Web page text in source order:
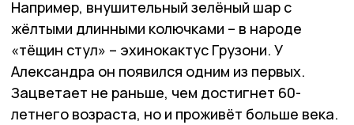
Например, внушительный зелёный шар с
жёлтыми длинными колючками – в народе
«тёщин стул» – эхинокактус Грузони. У
Александра он появился одним из первых.
Зацветает не раньше, чем достигнет 60-
летнего возраста, но и проживёт больше века.